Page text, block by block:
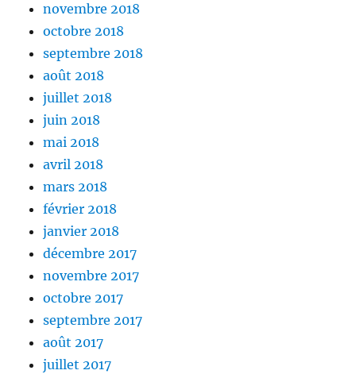
novembre 2018
octobre 2018
septembre 2018
août 2018
juillet 2018
juin 2018
mai 2018
avril 2018
mars 2018
février 2018
janvier 2018
décembre 2017
novembre 2017
octobre 2017
septembre 2017
août 2017
juillet 2017